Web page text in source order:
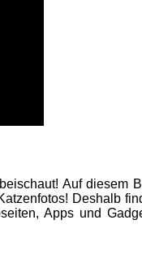
Auf diesem
Deshalb
Apps und